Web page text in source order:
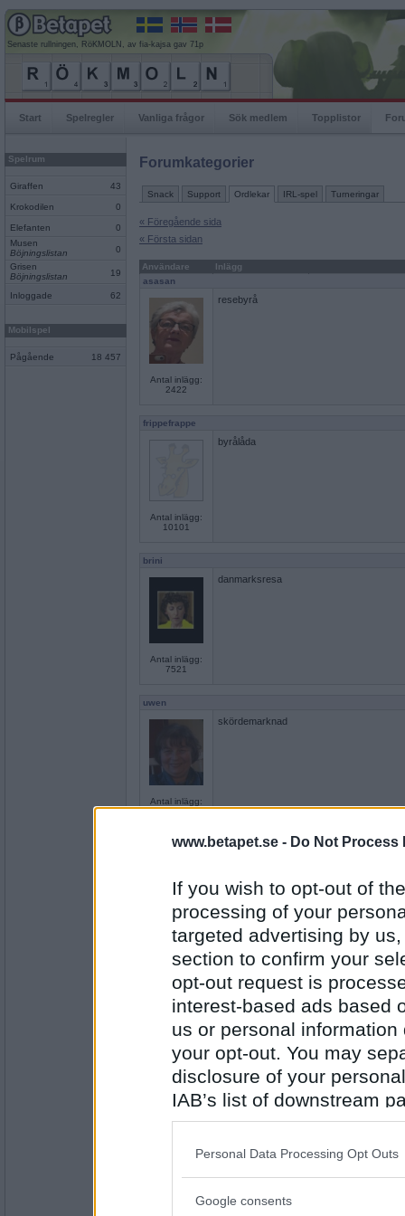
www.betapet.se - Do Not Process
If you wish to opt-out of
processing of your
targeted advertising by
section to confirm your
opt-out request is
interest-based ads based
us or personal
your opt-out. You may
disclosure of your
IAB’s list of downstream
also be disclosed by us
Downstream Participants
Please note that this
Personal Data Processing Opt Outs
Google consents
Senaste rullningen, RöKMOLN, av fia-kajsa gav 71p
Start Spelregler Vanliga frågor Sök medlem Topplistor
Spelrum
Giraffen 43
Krokodilen 0
Elefanten
0
Musen
Böjningslistan
0
Grisen
Böjningslistan
19
Inloggade 62
Mobilspel
Pågående 18 457
Forumkategorier
Snack Support Ordlekar IRL-spel Turneringar
« Föregående sida
« Första sidan
Användare
Inlägg
asasan
Antal inlägg:
2422
resebyrå
frippefrappe
Antal inlägg:
10101
byrålåda
brini
Antal inlägg:
7521
danmarksresa
uwen
Antal inlägg:
11505
skördemarknad
farmor448
Antal inlägg:
6961
Antal inlägg:
11505
marknadsförsäljare
säljargument